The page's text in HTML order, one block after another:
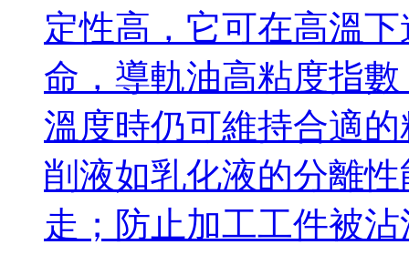
定性高，它可在高溫
命，導軌油高粘度指
溫度時仍可維持合適
削液如乳化液的分離
走；防止加工工件被